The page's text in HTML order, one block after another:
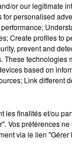
or our legitimate
personalised
Create profiles to
prevent and
These technologies
based on
Link different
les finalités et/ou
Vos préférences
via le lien